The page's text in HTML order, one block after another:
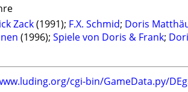
Zack(1991); F.X. Schmid; Doris
(1996); Spiele von Doris & Frank;
cgi-bin/GameData.py/